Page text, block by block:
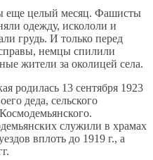
еще целый месяц. Фашисты
одежду, искололи и
грудь. И только перед
немцы спилили
жители за околицей села.
родилась 13 сентября 1923
деда, сельского
служили в храмах
вплоть до 1919 г., а